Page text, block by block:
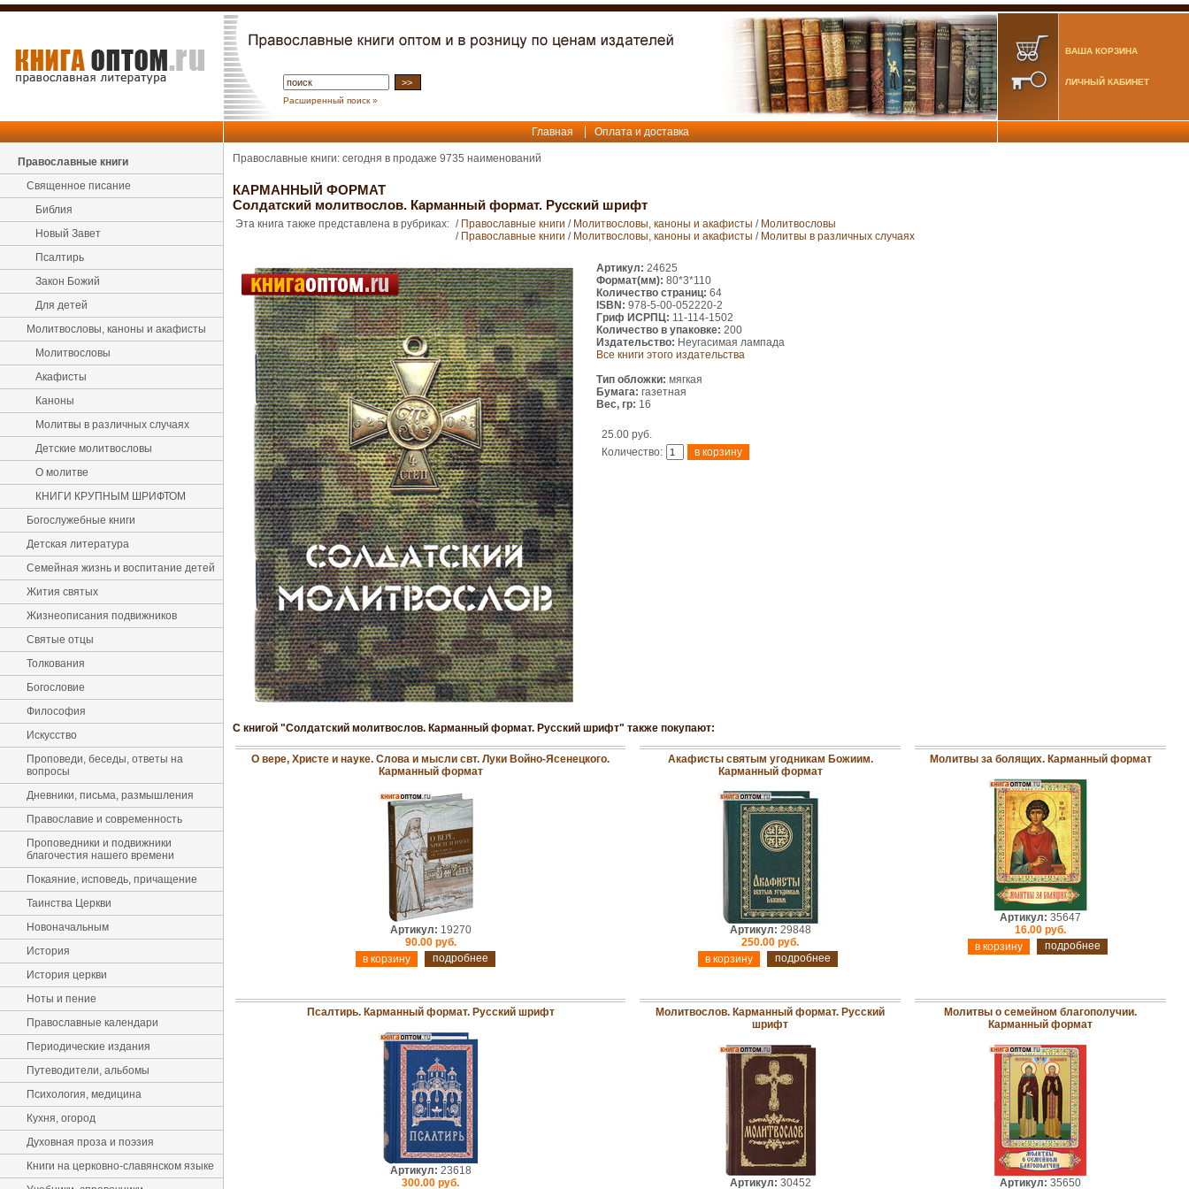
Расширенный поиск »
ВАША КОРЗИНА
ЛИЧНЫЙ КАБИНЕТ
Главная Оплата и доставка
Православные книги
Священное писание
Библия
Новый Завет
Псалтирь
Закон Божий
Для детей
Молитвословы, каноны и акафисты
Молитвословы
Акафисты
Каноны
Молитвы в различных случаях
Детские молитвословы
О молитве
КНИГИ КРУПНЫМ ШРИФТОМ
Богослужебные книги
Детская литература
Семейная жизнь и воспитание детей
Жития святых
Жизнеописания подвижников
Святые отцы
Толкования
Богословие
Философия
Искусство
Проповеди, беседы, ответы на
вопросы
Дневники, письма, размышления
Православие и современность
Проповедники и подвижники
благочестия нашего времени
Покаяние, исповедь, причащение
Таинства Церкви
Новоначальным
История
История церкви
Ноты и пение
Православные календари
Периодические издания
Путеводители, альбомы
Психология, медицина
Кухня, огород
Духовная проза и поэзия
Книги на церковно-славянском языке
Православные книги: сегодня в продаже 9735 наименований
КАРМАННЫЙ ФОРМАТ
Солдатский молитвослов. Карманный формат. Русский шрифт
Эта книга также представлена в рубриках: / Православные книги / Молитвословы, каноны и акафисты / Молитвословы
/ Православные книги / Молитвословы, каноны и акафисты / Молитвы в различных случаях
Артикул: 24625
Формат(мм): 80*3*110
Количество страниц: 64
ISBN: 978-5-00-052220-2
Гриф ИСРПЦ: 11-114-1502
Количество в упаковке: 200
Издательство: Неугасимая лампада
Все книги этого издательства
Тип обложки: мягкая
Бумага: газетная
Вес, гр: 16
25.00 руб.
Количество:
С книгой "Солдатский молитвослов. Карманный формат. Русский шрифт" также покупают:
О вере, Христе и науке. Слова и мысли свт. Луки Войно-Ясенецкого.
Карманный формат
Артикул: 19270
90.00 руб.
подробнее
Акафисты святым угодникам Божиим.
Карманный формат
Артикул: 29848
250.00 руб.
подробнее
Молитвы за болящих. Карманный формат
Артикул: 35647
16.00 руб.
подробнее
Псалтирь. Карманный формат. Русский шрифт
Артикул: 23618
300.00 руб.
Молитвослов. Карманный формат. Русский
шрифт
Артикул: 30452
Молитвы о семейном благополучии.
Карманный формат
Артикул: 35650